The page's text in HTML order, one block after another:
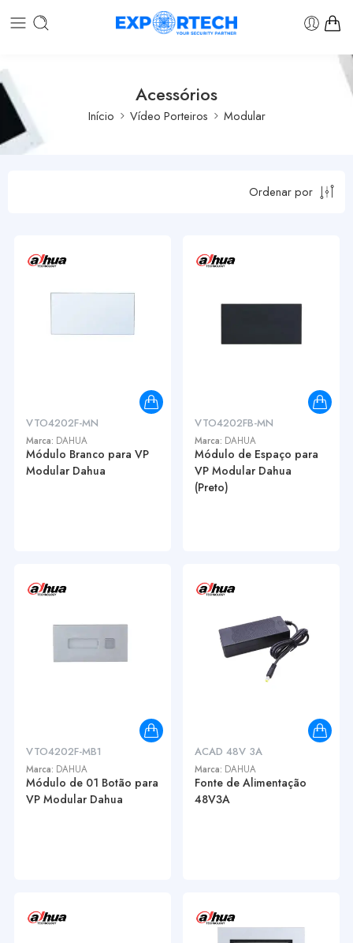
Acessórios
Início Vídeo Porteiros Modular
Ordenar por
VTO4202F-MN
Marca: DAHUA
Módulo Branco para VP
Modular Dahua
VTO4202FB-MN
Marca: DAHUA
Módulo de Espaço para
VP Modular Dahua
(Preto)
VTO4202F-MB1
Marca: DAHUA
Módulo de 01 Botão para
VP Modular Dahua
ACAD 48V 3A
Marca: DAHUA
Fonte de Alimentação
48V3A